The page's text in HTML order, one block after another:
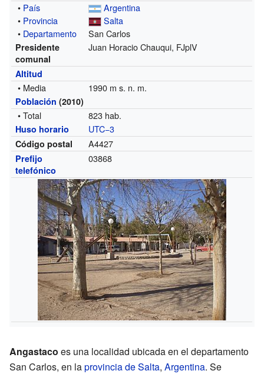
• País
Argentina
• Provincia
Salta
• Departamento San Carlos
Presidente
comunal
Juan Horacio Chauqui, FJplV
Altitud
• Media 1990 m s. n. m.
Población (2010)
• Total 823 hab.
Huso horario UTC−3
Código postal A4427
Prefijo
telefónico
03868
Angastaco es una localidad ubicada en el departamento
San Carlos, en laprovincia de Salta, Argentina. Se